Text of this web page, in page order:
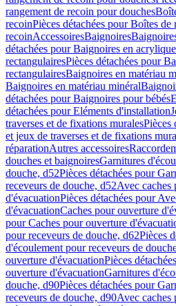
rangement de recoin pour douches
recoinPièces détachées pour Boîtes de
recoinAccessoiresBaignoires
détachées pour Baignoires en
rectangulairesPièces détachées pour
rectangulairesBaignoires en matériau
Baignoires en matériau minéral
détachées pour Baignoires pour bébés
détachées pour Eléments d'installation
traverses et de fixations muralesPièces
et jeux de traverses et de fixations
réparationAutres accessoires
douches et baignoiresGarnitures
douche, d52Pièces détachées pour
receveurs de douche, d52Avec caches
d'évacuationPièces détachées pour
d'évacuationCaches pour ouverture
pour Caches pour ouverture
pour receveurs de douche, d62Pièces
d'écoulement pour receveurs de
ouverture d'évacuationPièces
ouverture d'évacuationGarnitures
douche, d90Pièces détachées pour
receveurs de douche, d90Avec caches